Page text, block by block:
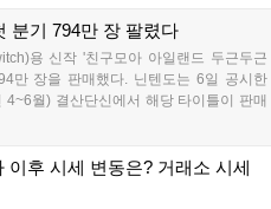
강조하며 향후 무단 유출에 강경
분기 794만 장 팔렸다
용 신작 '친구모아 아일랜드 두근두근
만 장을 판매했다. 닌텐도는 6일 공시한
월) 결산단신에서 해당 타이틀이 판매
16일 발매된 이 작품은 약 2개월 반 만에
이후 시세 변동은? 거래소 시세